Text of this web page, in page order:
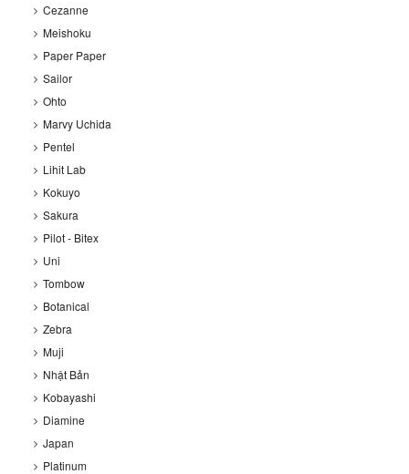
Cezanne
Meishoku
Paper Paper
Sailor
Ohto
Marvy Uchida
Pentel
Lihit Lab
Kokuyo
Sakura
Pilot - Bitex
Uni
Tombow
Botanical
Zebra
Muji
Nhật Bản
Kobayashi
Diamine
Japan
Platinum